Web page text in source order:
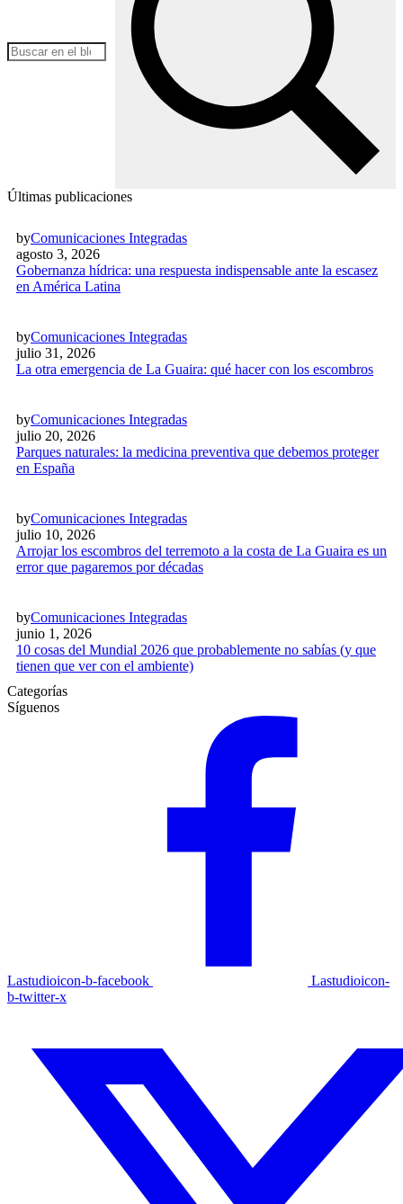
Últimas publicaciones
byComunicaciones Integradas
agosto 3, 2026
Gobernanza hídrica: una respuesta indispensable ante la escasez
en América Latina
byComunicaciones Integradas
julio 31, 2026
La otra emergencia de La Guaira: qué hacer con los escombros
byComunicaciones Integradas
julio 20, 2026
Parques naturales: la medicina preventiva que debemos proteger
en España
byComunicaciones Integradas
julio 10, 2026
Arrojar los escombros del terremoto a la costa de La Guaira es un
error que pagaremos por décadas
byComunicaciones Integradas
junio 1, 2026
10 cosas del Mundial 2026 que probablemente no sabías (y que
tienen que ver con el ambiente)
Categorías
Síguenos
Lastudioicon-b-facebook
Lastudioicon-
b-twitter-x